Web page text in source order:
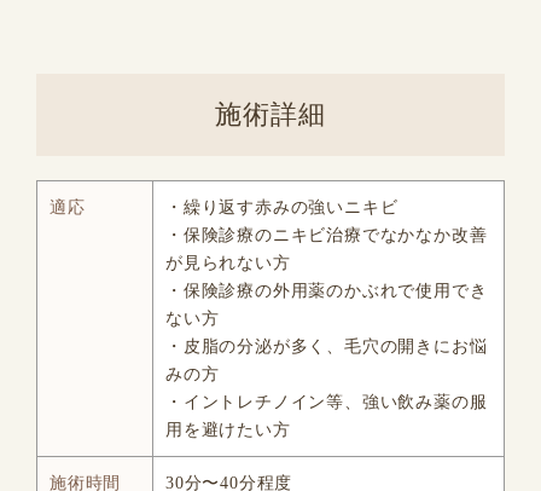
施術詳細
適応
・繰り返す赤みの強いニキビ
・保険診療のニキビ治療でなかなか改善
が見られない方
・保険診療の外用薬のかぶれで使用でき
ない方
・皮脂の分泌が多く、毛穴の開きにお悩
みの方
・イントレチノイン等、強い飲み薬の服
用を避けたい方
施術時間 30分〜40分程度